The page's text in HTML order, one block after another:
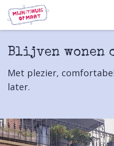
Blijven wonen
Met plezier,
later.